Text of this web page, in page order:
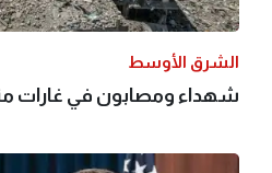
الشرق الأوسط
شهداء ومصابون في غارات